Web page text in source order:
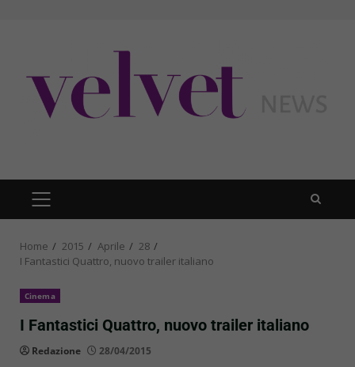
PRIMARY
MENU
Home 2015 Aprile
28
I Fantastici Quattro, nuovo trailer italiano
Cinema
I Fantastici Quattro, nuovo trailer italiano
Redazione 28/04/2015